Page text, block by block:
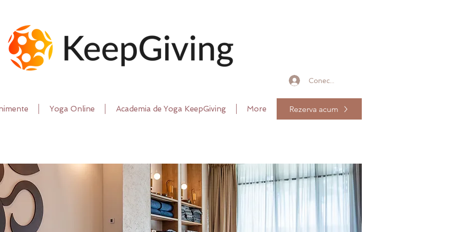
Conectează-te
Yoga Online Academia de Yoga KeepGiving More Rezerva acum